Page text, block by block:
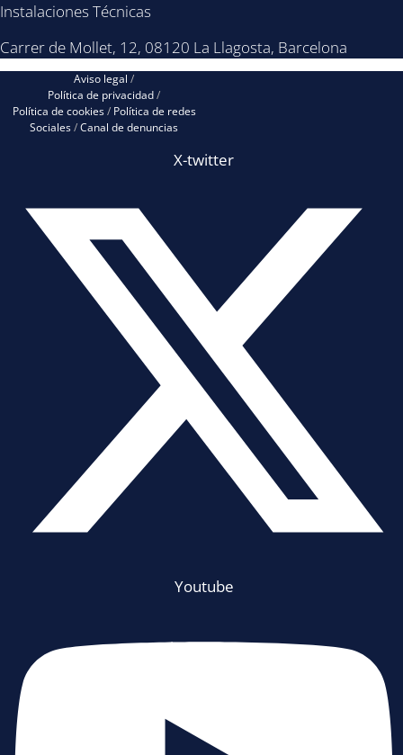
Instalaciones Técnicas
Carrer de Mollet, 12, 08120 La Llagosta, Barcelona
Aviso legal /
Política de privacidad/
Política de cookies/Política de redes
Sociales/Canal de denuncias
X-twitter
Youtube